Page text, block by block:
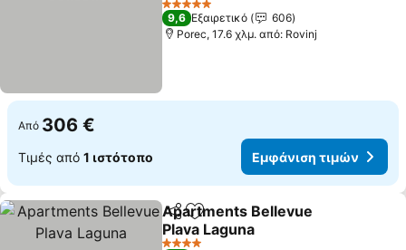
5 Αστέρια
9,6 Εξαιρετικό
606
Porec, 17.6 χλμ. από: Rovinj
Από 306 €
Τιμές από 1 ιστότοπο Εμφάνιση τιμών
Κοινοποίηση
Προσθήκη στα αγαπημένα
Apartments Bellevue
Plava Laguna